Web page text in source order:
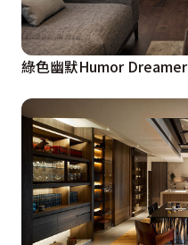
綠色幽默Humor Dreamer